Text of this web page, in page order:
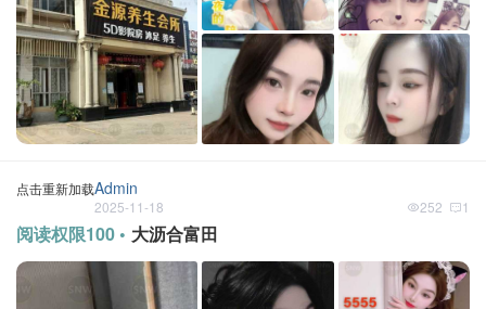
点击重新加载Admin
2025-11-18 1
252
阅读权限100 • 大沥合富田